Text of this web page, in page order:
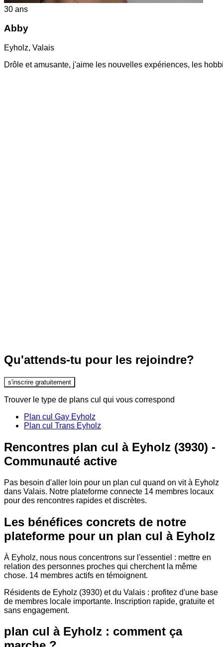
30 ans
Abby
Eyholz, Valais
Drôle et amusante, j'aime les nouvelles expériences, les
Qu'attends-tu pour les rejoindre?
s'inscrire gratuitement
Trouver le type de plans cul qui vous correspond
Plan cul Gay Eyholz
Plan cul Trans Eyholz
Rencontres plan cul à Eyholz (3930) -
Communauté active
Pas besoin d'aller loin pour un plan cul quand on vit à Eyholz
dans Valais. Notre plateforme connecte 14 membres locaux
pour des rencontres rapides et discrètes.
Les bénéfices concrets de notre
plateforme pour un plan cul à Eyholz
À Eyholz, nous nous concentrons sur l'essentiel : mettre en
relation des personnes proches qui cherchent la même
chose. 14 membres actifs en témoignent.
Résidents de Eyholz (3930) et du Valais : profitez d'une base
de membres locale importante. Inscription rapide, gratuite et
sans engagement.
plan cul à Eyholz : comment ça